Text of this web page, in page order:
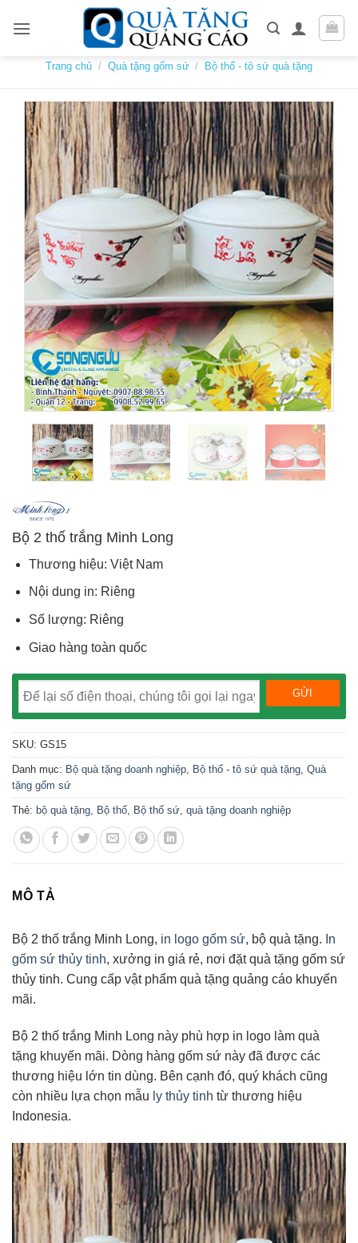
Trang chủ / Quà tặng gốm sứ / Bộ thố - tô sứ quà tặng
Bộ 2 thố trắng Minh Long
Thương hiệu: Việt Nam
Nội dung in: Riêng
Số lượng: Riêng
Giao hàng toàn quốc
SKU: GS15
Danh mục: Bộ quà tặng doanh nghiệp, Bộ thố - tô sứ quà tặng, Quà
tặng gốm sứ
Thẻ: bộ quà tặng, Bộ thố, Bộ thố sứ, quà tặng doanh nghiệp
MÔ TẢ
Bộ 2 thố trắng Minh Long, in logo gốm sứ, bộ quà tặng. In
gốm sứ thủy tinh, xưởng in giá rẻ, nơi đặt quà tặng gốm sứ
thủy tinh. Cung cấp vật phẩm quà tặng quảng cáo khuyến
mãi.
Bộ 2 thố trắng Minh Long này phù hợp in logo làm quà
tặng khuyến mãi. Dòng hàng gốm sứ này đã được các
thương hiệu lớn tin dùng. Bên cạnh đó, quý khách cũng
còn nhiều lựa chọn mẫu ly thủy tinh từ thương hiệu
Indonesia.